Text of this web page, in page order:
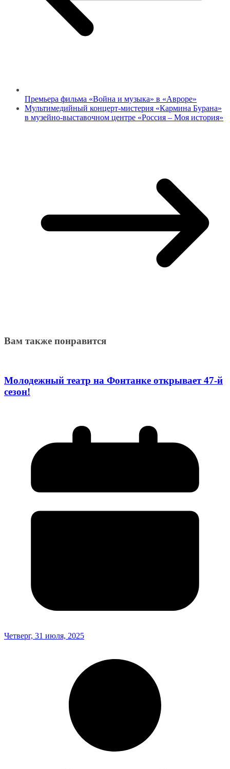
Премьера фильма «Война и музыка» в «Авроре»
Мультимедийный концерт-мистерия «Кармина Бурана»
в музейно-выставочном центре «Россия – Моя история»
Вам также понравится
Молодежный театр на Фонтанке открывает 47-й
сезон!
Четверг, 31 июля, 2025